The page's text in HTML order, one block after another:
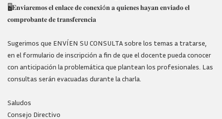
🖥️𝐄𝐧𝐯𝐢𝐚𝐫𝐞𝐦𝐨𝐬 𝐞𝐥 𝐞𝐧𝐥𝐚𝐜𝐞 𝐝𝐞 𝐜𝐨𝐧𝐞𝐱𝐢ó𝐧 𝐚 𝐪𝐮𝐢𝐞𝐧𝐞𝐬 𝐡𝐚𝐲𝐚𝐧 𝐞𝐧𝐯𝐢𝐚𝐝𝐨 𝐞𝐥
𝐜𝐨𝐦𝐩𝐫𝐨𝐛𝐚𝐧𝐭𝐞 𝐝𝐞 𝐭𝐫𝐚𝐧𝐬𝐟𝐞𝐫𝐞𝐧𝐜𝐢𝐚
Sugerimos que ENVÍEN SU CONSULTA sobre los temas a tratarse,
en el formulario de inscripción a fin de que el docente pueda conocer
con anticipación la problemática que plantean los profesionales. Las
consultas serán evacuadas durante la charla.
Saludos
Consejo Directivo